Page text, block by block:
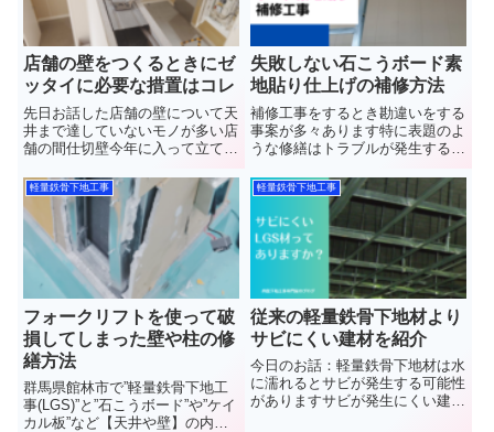
店舗の壁をつくるときにゼ
ッタイに必要な措置はコレ
先日お話した店舗の壁について天
井まで達していないモノが多い店
舗の間仕切壁今年に入って立て続
のが倒壊しないように補強をする
ケースが増えてきたと感じました
そのなかでも、印象に残った補強
方法を紹介します群馬県館林市
で...
失敗しない石こうボード素
地貼り仕上げの補修方法
補修工事をするとき勘違いをする
事案が多々あります特に表題のよ
うな修繕はトラブルが発生する可
て頂けると幸いです群馬県館林市
で”軽量鉄骨下地工事(LGS)”と”石
こうボード”や”ケイカル板”など
【天井や壁】の内装工...
軽量鉄骨下地工事
フォークリフトを使って破
損してしまった壁や柱の修
繕方法
群馬県館林市で”軽量鉄骨下地工
事(LGS)”と”石こうボード”や”ケイ
カル板”など【天井や壁】の内装
軽量鉄骨下地工事
従来の軽量鉄骨下地材より
サビにくい建材を紹介
今日のお話：軽量鉄骨下地材は水
に濡れるとサビが発生する可能性
がありますサビが発生にくい建